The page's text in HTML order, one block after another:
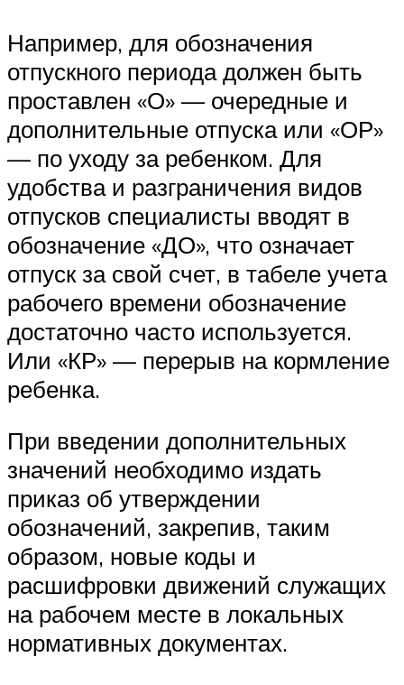
Например, для обозначения
отпускного периода должен быть
проставлен «О» — очередные и
дополнительные отпуска или «ОР»
— по уходу за ребенком. Для
удобства и разграничения видов
отпусков специалисты вводят в
обозначение «ДО», что означает
отпуск за свой счет, в табеле учета
рабочего времени обозначение
достаточно часто используется.
Или «КР» — перерыв на кормление
ребенка.
При введении дополнительных
значений необходимо издать
приказ об утверждении
обозначений, закрепив, таким
образом, новые коды и
расшифровки движений служащих
на рабочем месте в локальных
нормативных документах.